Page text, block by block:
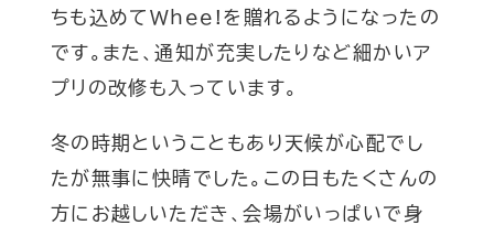
ちも込めてWhee!を贈れるようになったの
です。また、通知が充実したりなど細かいア
プリの改修も入っています。
冬の時期ということもあり天候が心配でし
たが無事に快晴でした。この日もたくさんの
方にお越しいただき、会場がいっぱいで身